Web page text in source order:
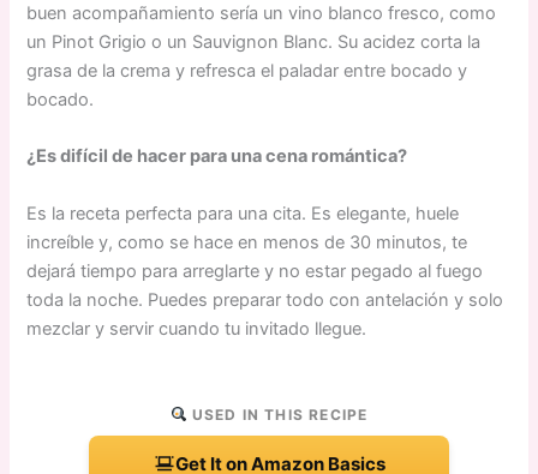
buen acompañamiento sería un vino blanco fresco, como
un Pinot Grigio o un Sauvignon Blanc. Su acidez corta la
grasa de la crema y refresca el paladar entre bocado y
bocado.
¿Es difícil de hacer para una cena romántica?
Es la receta perfecta para una cita. Es elegante, huele
increíble y, como se hace en menos de 30 minutos, te
dejará tiempo para arreglarte y no estar pegado al fuego
toda la noche. Puedes preparar todo con antelación y solo
mezclar y servir cuando tu invitado llegue.
USED IN THIS RECIPE
Get It on Amazon Basics